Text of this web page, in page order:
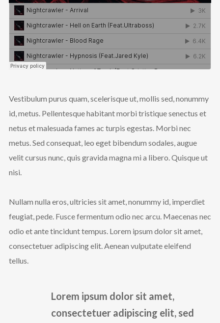
Vestibulum purus quam, scelerisque ut, mollis sed, nonummy
id, metus. Pellentesque habitant morbi tristique senectus et
netus et malesuada fames ac turpis egestas. Morbi nec
metus. Sed consequat, leo eget bibendum sodales, augue
velit cursus nunc, quis gravida magna mi a libero. Quisque ut
nisi.
Nullam nulla eros, ultricies sit amet, nonummy id, imperdiet
feugiat, pede. Fusce fermentum odio nec arcu. Maecenas nec
odio et ante tincidunt tempus. Lorem ipsum dolor sit amet,
consectetuer adipiscing elit. Aenean vulputate eleifend
tellus.
Lorem ipsum dolor sit amet,
consectetuer adipiscing elit, sed